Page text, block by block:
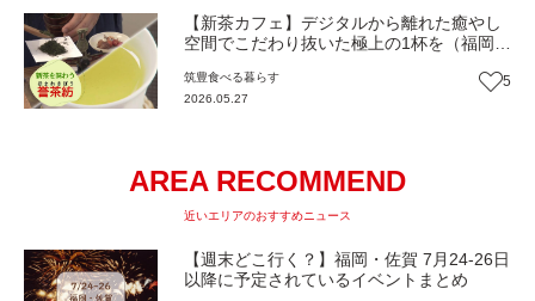
【新茶カフェ】デジタルから離れた癒やし
空間でこだわり抜いた極上の1杯を（福岡・
筑豊食べる暮らす
2026.05.27
5
AREA RECOMMEND
近いエリアのおすすめニュース
【週末どこ行く？】福岡・佐賀 7月24-26日
以降に予定されているイベントまとめ